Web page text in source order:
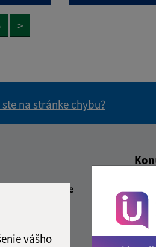
vášho
>
na stránke chybu?
Čas poobede
12:00 - 14:30
12:00 - 16:30
044